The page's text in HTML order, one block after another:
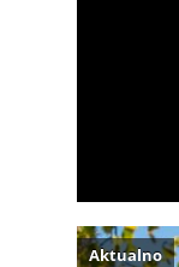
Aktualno